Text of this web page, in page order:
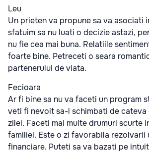
Leu
Un prieten va propune sa va asociati
sfatuim sa nu luati o decizie astazi,
nu fie cea mai buna. Relatiile
foarte bine. Petreceti o seara
partenerului de viata.
Fecioara
Ar fi bine sa nu va faceti un program
veti fi nevoit sa-l schimbati de cateva
zilei. Faceti mai multe drumuri scurte
familiei. Este o zi favorabila rezolvarii
financiare. Puteti sa va bazati pe